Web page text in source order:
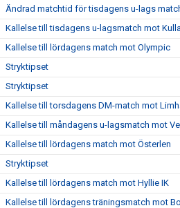
Ändrad matchtid för tisdagens u-lags
Kallelse till tisdagens u-lagsmatch mot
Kallelse till lördagens match mot Olympic
Stryktipset
Stryktipset
Kallelse till torsdagens DM-match mot
Kallelse till måndagens u-lagsmatch mot
Kallelse till lördagens match mot Österlen
Stryktipset
Kallelse till lördagens match mot Hyllie IK
Kallelse till lördagens träningsmatch mot